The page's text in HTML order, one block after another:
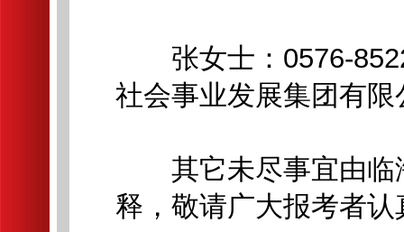
张女士：0576-
社会事业发展集团有
其它未尽事宜由临
释，敬请广大报考者